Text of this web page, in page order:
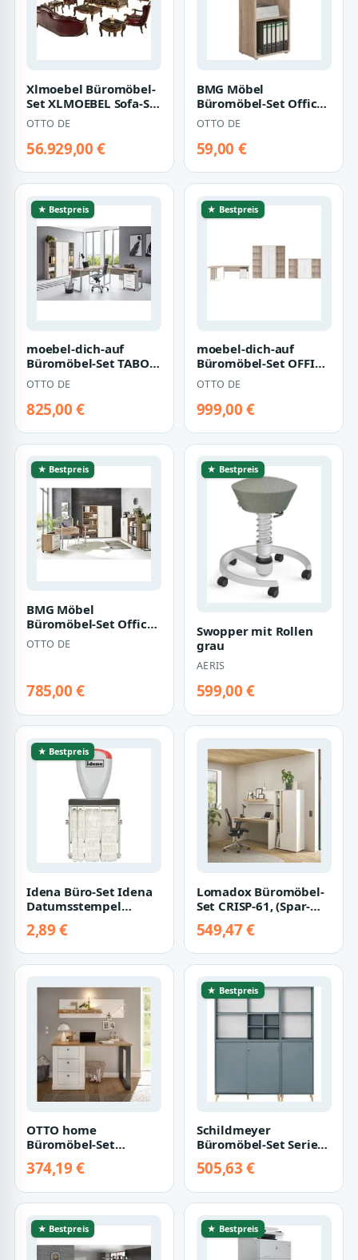
Xlmoebel Büromöbel-
Set XLMOEBEL Sofa-Set
in Bordeaux mit
Lederpolsteru…
OTTO DE
56.929,00 €
BMG Möbel
Büromöbel-Set Office
Edition Büromöbel
Sonoma Eiche / Weiß
M…
OTTO DE
59,00 €
★ Bestpreis
moebel-dich-auf
Büromöbel-Set TABOR
PRO Set 3,
(abschließbar,
Metallgr…
OTTO DE
825,00 €
★ Bestpreis
moebel-dich-auf
Büromöbel-Set OFFICE
LINE, (Komplett-Set, 8-
tlg., Wink…
OTTO DE
999,00 €
★ Bestpreis
BMG Möbel
Büromöbel-Set Office
Edition Mini Set 1,
(Büromöbel
OTTO DE
785,00 €
★ Bestpreis
Swopper mit Rollen
grau
AERIS
599,00 €
★ Bestpreis
Idena Büro-Set Idena
Datumsstempel
Metallgehäuse 5 x 30
2,89 €
Lomadox Büromöbel-
Set CRISP-61, (Spar-
Schreibtisch Regal…
549,47 €
OTTO home
Büromöbel-Set
Westminster, im
romantischen
374,19 €
★ Bestpreis
Schildmeyer
Büromöbel-Set Serie
500, Büromöbel-Set-5-
tlg., Made in Ger…
505,63 €
★ Bestpreis ★ Bestpreis